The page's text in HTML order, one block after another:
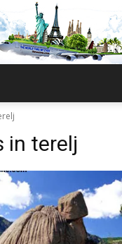
World
Thru
in terelj